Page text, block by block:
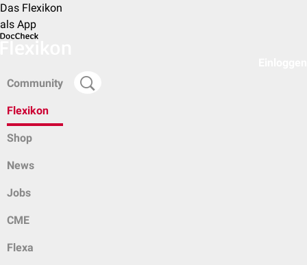
Das Flexikon
als App
Community
Flexikon
Shop
News
Jobs
CME
Flexa